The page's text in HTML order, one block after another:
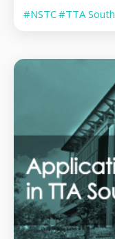
#NSTC#TTA South